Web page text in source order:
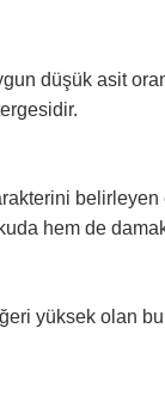
düşük asit
hem de
yüksek olan